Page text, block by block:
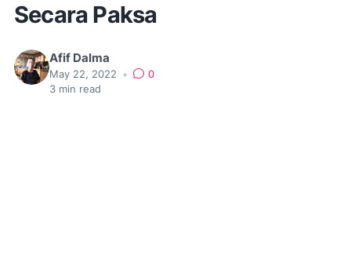
Secara Paksa
Afif Dalma
May 22, 2022 •
0
3 min read